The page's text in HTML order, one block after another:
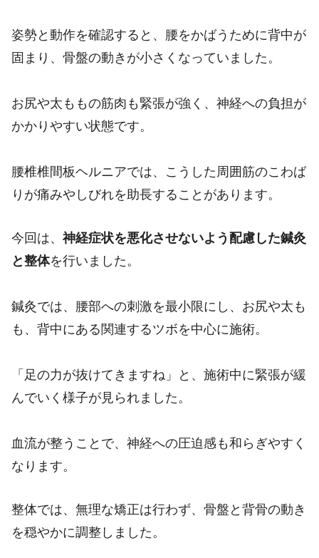
姿勢と動作を確認すると、腰をかばうために背中が
固まり、骨盤の動きが小さくなっていました。
お尻や太ももの筋肉も緊張が強く、神経への負担が
かかりやすい状態です。
腰椎椎間板ヘルニアでは、こうした周囲筋のこわば
りが痛みやしびれを助長することがあります。
今回は、 神経症状を悪化させないよう配慮した鍼灸
と整体を行いました。
鍼灸では、腰部への刺激を最小限にし、お尻や太も
も、背中にある関連するツボを中心に施術。
「足の力が抜けてきますね」と、施術中に緊張が緩
んでいく様子が見られました。
血流が整うことで、神経への圧迫感も和らぎやすく
なります。
整体では、無理な矯正は行わず、骨盤と背骨の動き
を穏やかに調整しました。